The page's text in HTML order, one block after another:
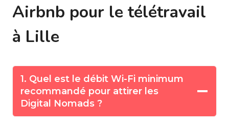
Airbnb pour le télétravail
à Lille
1. Quel est le débit Wi-Fi minimum
recommandé pour attirer les
Digital Nomads ?